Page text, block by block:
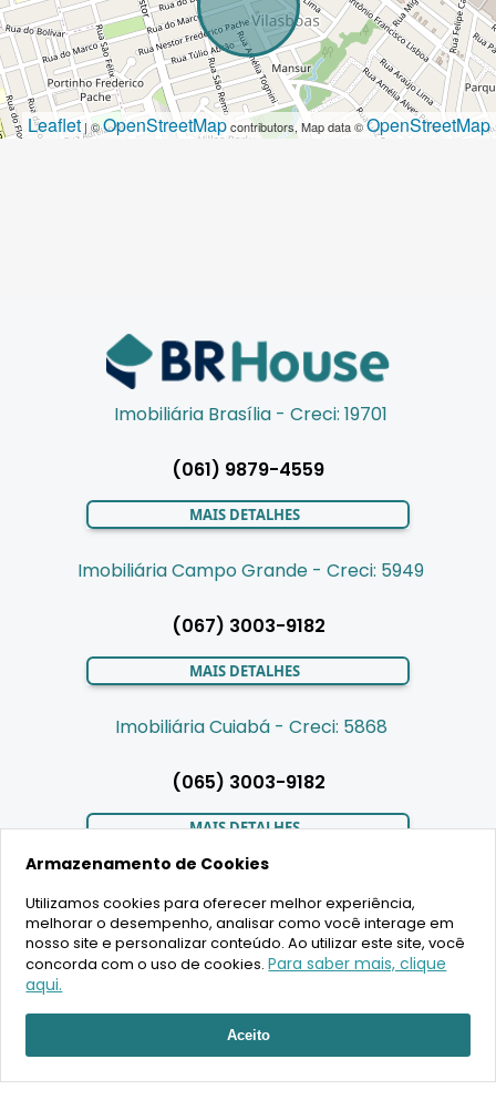
RECEBER ATENDIMENTO
Leaflet | ©OpenStreetMapcontributors, Map data ©OpenStreetMap
Imobiliária Brasília - Creci: 19701
(061) 9879-4559
MAIS DETALHES
Imobiliária Campo Grande - Creci: 5949
(067) 3003-9182
MAIS DETALHES
Imobiliária Cuiabá - Creci: 5868
(065) 3003-9182
MAIS DETALHES
LIGAMOS PARA VOCÊ
2020 Copyright - BR House Inteligência Imobiliária LTDA -
16.630.405/0001-43 - CRECI 19701 - Todos os direitos reservados
Armazenamento de Cookies
Utilizamos cookies para oferecer melhor experiência,
melhorar o desempenho, analisar como você interage em
nosso site e personalizar conteúdo. Ao utilizar este site, você
concorda com o uso de cookies.Para saber mais, clique
aqui.
Aceito